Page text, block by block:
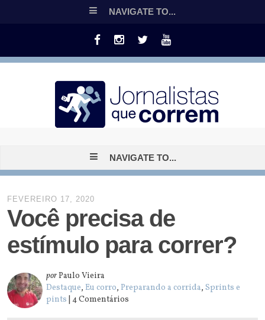
NAVIGATE TO...
NAVIGATE TO...
FEVEREIRO 17, 2020
Você precisa de
estímulo para correr?
porPaulo Vieira
Destaque,Eu corro,Preparando a corrida,Sprints e
pints | 4 Comentários